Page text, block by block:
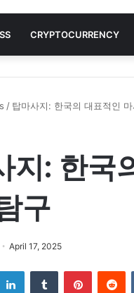
CRYPTOCURRENCY
/ 탑마사지: 한국의 대표적인
지: 한국
구
April 17, 2025
LinkedInTumblr Pinterest